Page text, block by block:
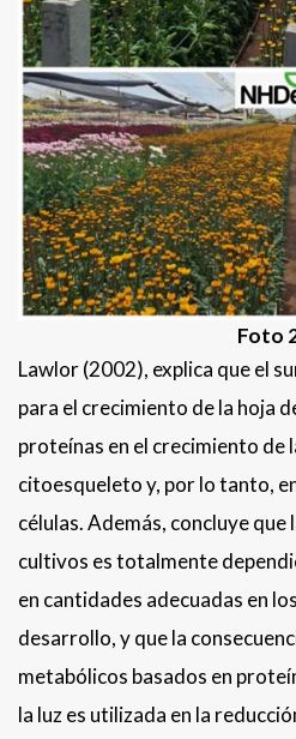
Foto
Lawlor (2002), explica que el
para el crecimiento de la hoja
proteínas en el crecimiento de
citoesqueleto y, por lo tanto,
células. Además, concluye que
cultivos es totalmente
en cantidades adecuadas en
desarrollo, y que la
metabólicos basados en
la luz es utilizada en la